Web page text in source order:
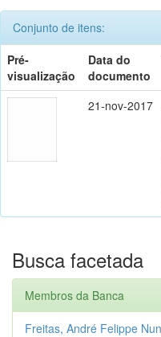
Conjunto de itens:
Pré-
visualização
Data do
documento
21-nov-2017
Busca facetada
Membros da Banca
Freitas, André Felippe